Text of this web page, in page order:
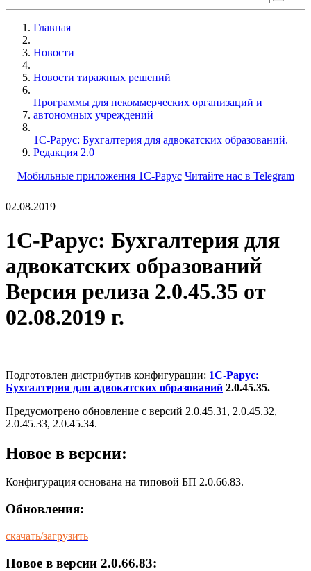
Главная
Новости
Новости тиражных решений
Программы для некоммерческих организаций и
автономных учреждений
1С-Рарус: Бухгалтерия для адвокатских образований.
Редакция 2.0
Мобильные приложения 1С-Рарус Читайте нас в Telegram
02.08.2019
1С-Рарус: Бухгалтерия для
адвокатских образований
Версия релиза 2.0.45.35 от
02.08.2019 г.
Подготовлен дистрибутив конфигурации: 1С-Рарус:
Бухгалтерия для адвокатских образований 2.0.45.35.
Предусмотрено обновление с версий 2.0.45.31, 2.0.45.32,
2.0.45.33, 2.0.45.34.
Новое в версии:
Конфигурация основана на типовой БП 2.0.66.83.
Обновления:
скачать/загрузить
Новое в версии 2.0.66.83: